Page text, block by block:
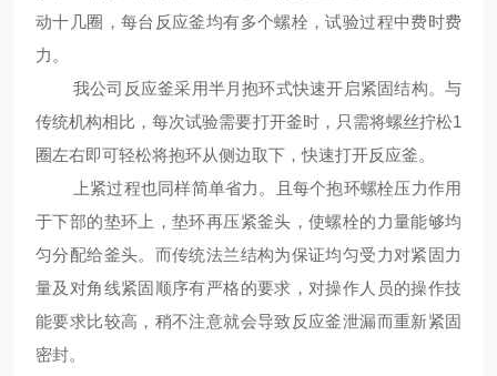
动十几圈，每台反应釜均有多个螺栓，试验过程中费时费
力。
我公司反应釜采用半月抱环式快速开启紧固结构。与
传统机构相比，每次试验需要打开釜时，只需将螺丝拧松1
圈左右即可轻松将抱环从侧边取下，快速打开反应釜。
上紧过程也同样简单省力。且每个抱环螺栓压力作用
于下部的垫环上，垫环再压紧釜头，使螺栓的力量能够均
匀分配给釜头。而传统法兰结构为保证均匀受力对紧固力
量及对角线紧固顺序有严格的要求，对操作人员的操作技
能要求比较高，稍不注意就会导致反应釜泄漏而重新紧固
密封。